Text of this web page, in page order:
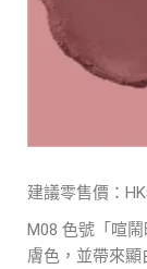
建議零售價：
M08 色號「喧
膚色，並帶來